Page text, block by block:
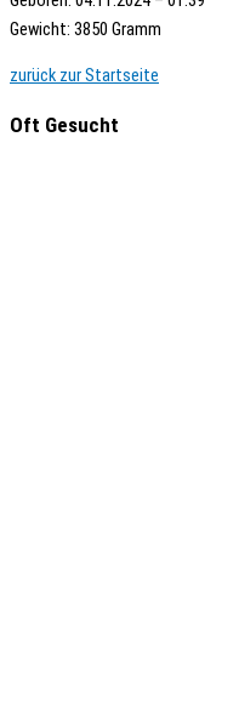
Gewicht: 3850 Gramm
zurück zur Startseite
Oft Gesucht